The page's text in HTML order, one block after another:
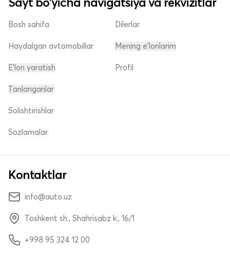
Bosh sahifa
Haydalgan avtomobillar
E'lon yaratish
Dilerlar
Mening e'lonlarim
Profil
Tanlanganlar
Solishtirishlar
Sozlamalar
Kontaktlar
info@auto.uz
Toshkent sh., Shahrisabz k., 16/1
+998 95 324 12 00